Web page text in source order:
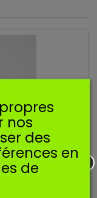
nos
des
en
de